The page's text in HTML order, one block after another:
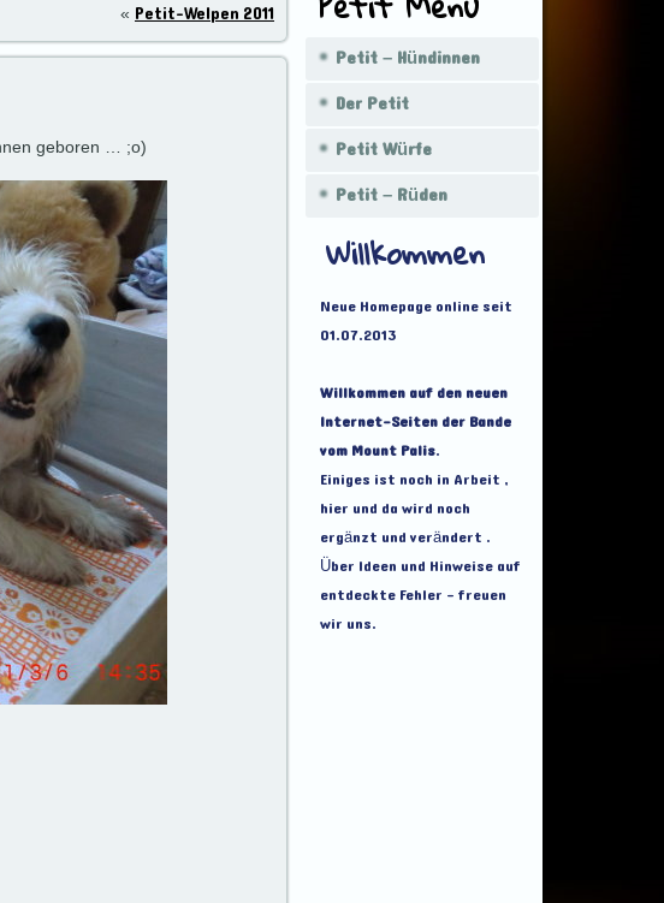
« Petit-Welpen 2011
geboren … ;o)
Petit – Hündinnen
Der Petit
Petit Würfe
Petit – Rüden
Willkommen
Neue Homepage online seit
01.07.2013
Willkommen auf den neuen
Internet-Seiten der Bande
vom Mount Palis.
Einiges ist noch in Arbeit ,
hier und da wird noch
ergänzt und verändert .
Über Ideen und Hinweise auf
entdeckte Fehler - freuen
wir uns.